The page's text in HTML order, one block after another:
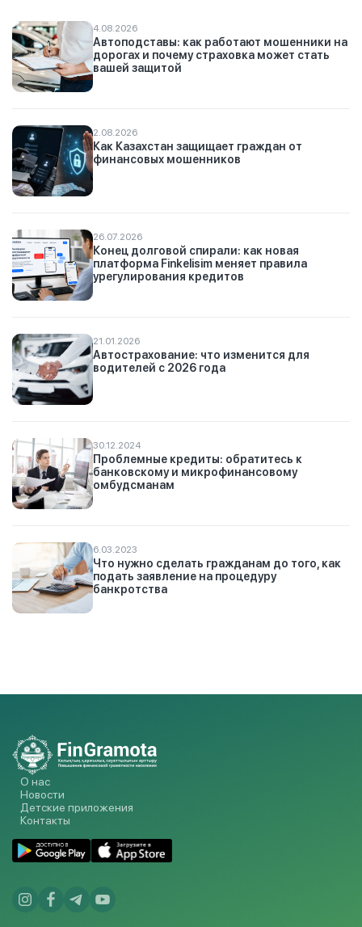
4.08.2026
Автоподставы: как работают мошенники на
дорогах и почему страховка может стать
вашей защитой
2.08.2026
Как Казахстан защищает граждан от
финансовых мошенников
26.07.2026
Конец долговой спирали: как новая
платформа Finkelisim меняет правила
урегулирования кредитов
21.01.2026
Автострахование: что изменится для
водителей с 2026 года
30.12.2024
Проблемные кредиты: обратитесь к
банковскому и микрофинансовому
омбудсманам
6.03.2023
Что нужно сделать гражданам до того, как
подать заявление на процедуру
банкротства
О нас
Новости
Детские приложения
Контакты